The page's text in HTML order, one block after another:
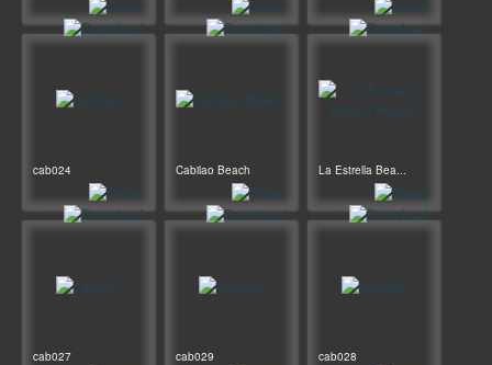
cab024 Cabilao Beach La Estrella Bea...
cab027 cab029 cab028